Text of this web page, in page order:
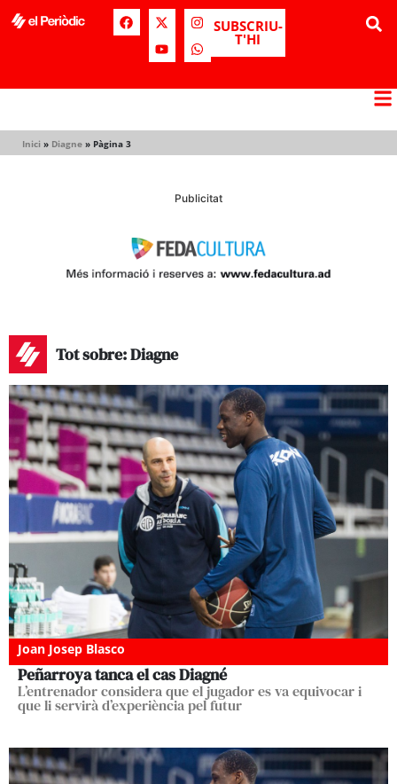
SUBSCRIU-
T'HI
Inici » Diagne » Pàgina 3
Publicitat
Tot sobre: Diagne
Joan Josep Blasco
Peñarroya tanca el cas Diagné
L’entrenador considera que el jugador es va equivocar i
que li servirà d’experiència pel futur